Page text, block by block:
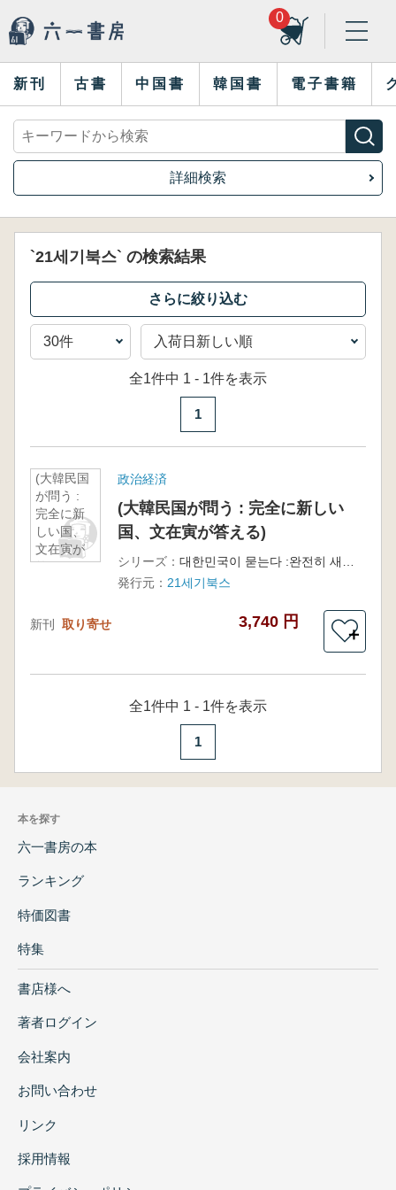
0
新刊 古書 中国書 韓国書 電子書籍
詳細検索
`21세기북스` の検索結果
全1件中 1 - 1件を表示
1
(大韓民国
が問う :
完全に新
しい国、
文在寅が
答える)
政治経済
(大韓民国が問う : 完全に新しい
国、文在寅が答える)
シリーズ：
発行元： 21세기북스
新刊 取り寄せ 3,740 円
＋
全1件中 1 - 1件を表示
1
本を探す
六一書房の本
ランキング
特価図書
特集
書店様へ
著者ログイン
会社案内
お問い合わせ
リンク
採用情報